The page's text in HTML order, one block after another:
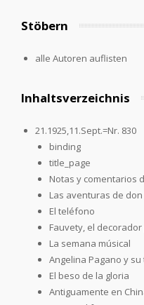
Stöbern
alle Autoren auflisten
Inhaltsverzeichnis
21.1925,11.Sept.=Nr. 830
binding
title_page
Notas y comentarios
Las aventuras de
El teléfono
Fauvety, el
La semana músical
Angelina Pagano y
El beso de la gloria
Antiguamente en